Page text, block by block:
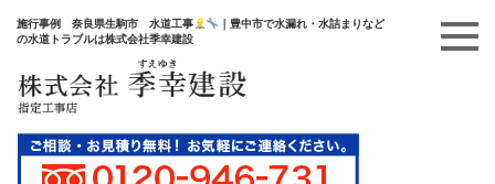
施行事例 奈良県生駒市 水道工事
｜豊中市で水漏れ・水詰まりなど
の水道トラブルは株式会社季幸建設